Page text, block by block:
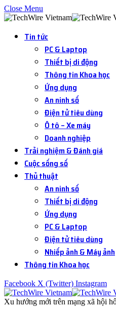
Close Menu
Tin tức
PC & Laptop
Thiết bị di động
Thông tin Khoa học
Ứng dụng
An ninh số
Điện tử tiêu dùng
Ô tô – Xe máy
Doanh nghiệp
Trải nghiệm & Đánh giá
Cuộc sống số
Thủ thuật
An ninh số
Thiết bị di động
Ứng dụng
PC & Laptop
Điện tử tiêu dùng
Nhiếp ảnh & Máy ảnh
Thông tin Khoa học
Facebook X (Twitter) Instagram
Xu hướng mới trên mạng xã hội